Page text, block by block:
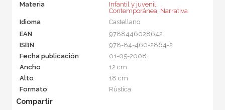
Materia
Infantil y juvenil,
Contemporánea, Narrativa
Idioma
Castellano
EAN
9788446028642
ISBN
978-84-460-2864-2
Fecha publicación
01-05-2008
Ancho
12 cm
Alto
18 cm
Formato
Rústica